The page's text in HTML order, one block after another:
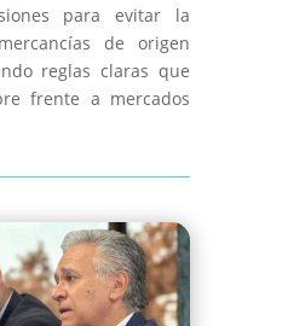
para evitar la
de origen
reglas claras que
frente a mercados